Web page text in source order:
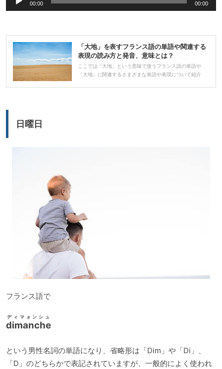
声
ー
ヤ
ー
00:00 00:00
「大地」を表すフランス語の単語や関連する
表現の読み方と発音、意味とは？
ここでは「大地」という意味で使うフランス語の単語や
「大地」に関連するさまざまな単語や表現について紹介
日曜日
フランス語で
dimanche
ディマォンシュ
という男性名詞の単語になり、省略形は「Dim」や「Di」、
「D」のどちらかで表記されていますが、一般的によく使われ